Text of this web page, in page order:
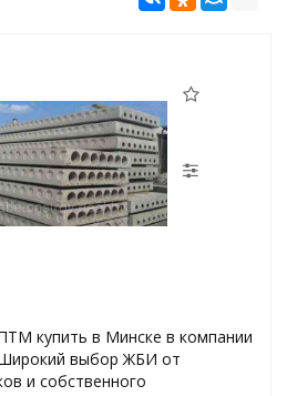
купить в Минске в компании
выбор ЖБИ от
и собственного